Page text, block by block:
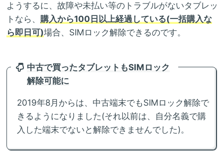
ようするに、故障や未払い等のトラブルがないタブレッ
トなら、 購入から100日以上経過している(一括購入な
ら即日可)場合、SIMロック解除できるのです。
中古で買ったタブレットもSIMロック
解除可能に
2019年8月からは、中古端末でもSIMロック解除で
きるようになりました(それ以前は、自分名義で購
入した端末でないと解除できませんでした)。